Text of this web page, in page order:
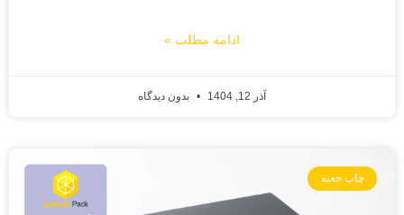
ادامه مطلب »
آذر 12, 1404 بدون دیدگاه
چاپ جعبه